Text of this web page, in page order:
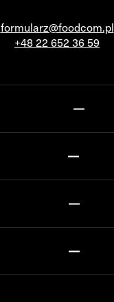
formularz@foodcom.pl
+48 22 652 36 59